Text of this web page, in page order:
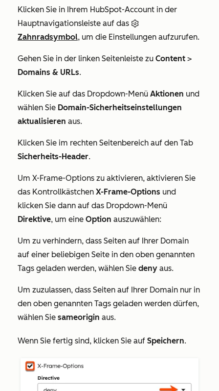
Klicken Sie in Ihrem HubSpot-Account in der
Hauptnavigationsleiste auf das
Zahnradsymbol, um die Einstellungen aufzurufen.
Gehen Sie in der linken Seitenleiste zu Content >
Domains & URLs.
Klicken Sie auf das Dropdown-Menü Aktionen und
wählen Sie Domain-Sicherheitseinstellungen
aktualisieren aus.
Klicken Sie im rechten Seitenbereich auf den Tab
Sicherheits-Header.
Um X-Frame-Options zu aktivieren, aktivieren Sie
das Kontrollkästchen X-Frame-Options und
klicken Sie dann auf das Dropdown-Menü
Direktive, um eine Option auszuwählen:
Um zu verhindern, dass Seiten auf Ihrer Domain
auf einer beliebigen Seite in den oben genannten
Tags geladen werden, wählen Sie deny aus.
Um zuzulassen, dass Seiten auf Ihrer Domain nur in
den oben genannten Tags geladen werden dürfen,
wählen Sie sameorigin aus.
Wenn Sie fertig sind, klicken Sie auf Speichern.